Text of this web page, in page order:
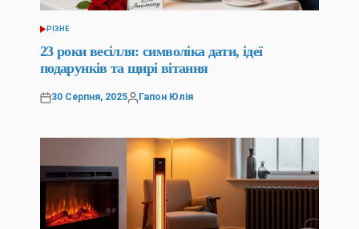
ОПУБЛІКУВАТИ
У
РІЗНЕ
23 роки весілля: символіка дати, ідеї
подарунків та щирі вітання
Оприлюднено
30 Серпня, 2025
Опубліковано
Гапон Юлія